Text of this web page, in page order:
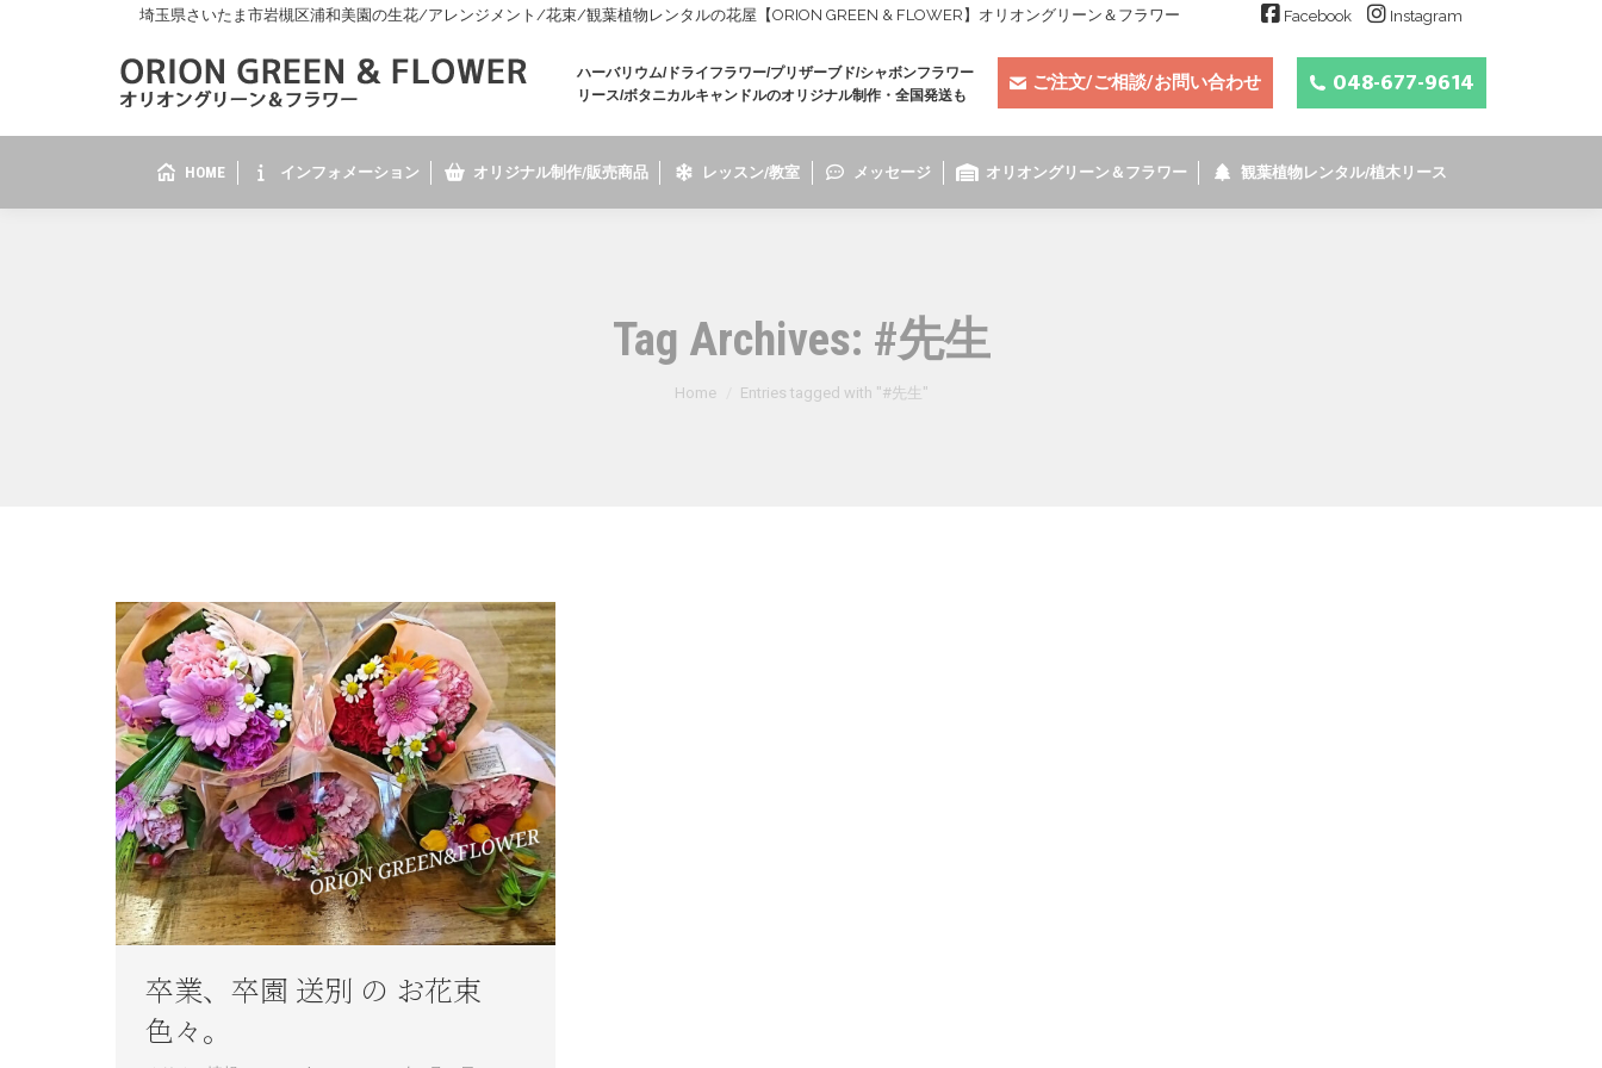
埼玉県さいたま市岩槻区浦和美園の生花/アレンジメント/花束/観葉植物レンタルの花屋【ORION GREEN & FLOWER】オリオングリーン＆フラワー Facebook Instagram
ハーバリウム/ドライフラワー/プリザーブド/シャボンフラワー
リース/ボタニカルキャンドルのオリジナル制作・全国発送も
ご注文/ご相談/お問い合わせ 048-677-9614
HOME インフォメーション オリジナル制作/販売商品 レッスン/教室 メッセージ オリオングリーン＆フラワー 観葉植物レンタル/植木リース
Tag Archives: #先生
You are here:
Home Entries tagged with "#先生"
卒業、卒園 送別 の お花束
色々。